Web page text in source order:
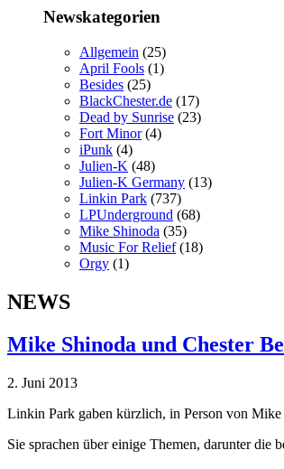
Newskategorien
Allgemein (25)
April Fools (1)
Besides (25)
BlackChester.de (17)
Dead by Sunrise (23)
Fort Minor(4)
iPunk (4)
Julien-K (48)
Julien-K Germany (13)
Linkin Park (737)
LPUnderground (68)
Mike Shinoda (35)
Music For Relief(18)
Orgy (1)
NEWS
Mike Shinoda und Chester
2. Juni 2013
Linkin Park gaben kürzlich, in Person von
Sie sprachen über einige Themen, darunter die